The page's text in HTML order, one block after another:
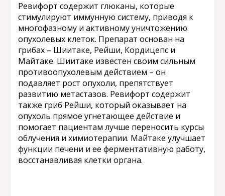
Ревифорт содержит глюканы, которые
стимулируют иммунную систему, приводя к
многофазному и активному уничтожению
опухолевых клеток. Препарат основан на
грибах – Шиитаке, Рейши, Кордицепс и
Майтаке. Шиитаке известен своим сильным
противоопухолевым действием – он
подавляет рост опухоли, препятствует
развитию метастазов. Ревифорт содержит
также гриб Рейши, который оказывает на
опухоль прямое угнетающее действие и
помогает пациентам лучше переносить курсы
облучения и химиотерапии. Майтаке улучшает
функции печени и ее ферментативную работу,
восстанавливая клетки органа.